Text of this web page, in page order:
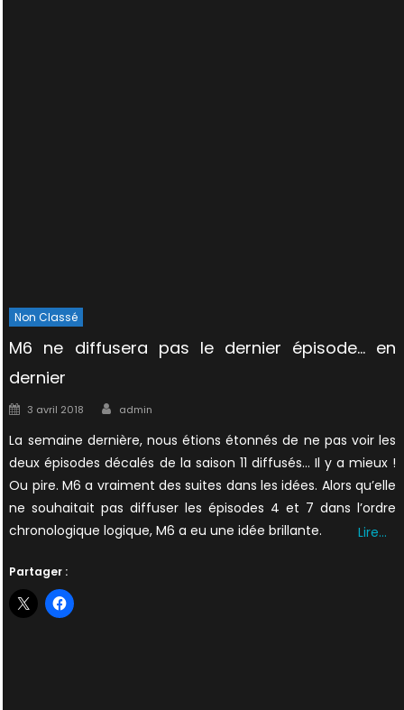
Non Classé
M6 ne diffusera pas le dernier épisode… en
dernier
Posted
3 avril 2018 Author
admin
La semaine dernière, nous étions étonnés de ne pas voir les
deux épisodes décalés de la saison 11 diffusés… Il y a mieux !
Ou pire. M6 a vraiment des suites dans les idées. Alors qu’elle
ne souhaitait pas diffuser les épisodes 4 et 7 dans l’ordre
chronologique logique, M6 a eu une idée brillante.
Lire…
Partager :